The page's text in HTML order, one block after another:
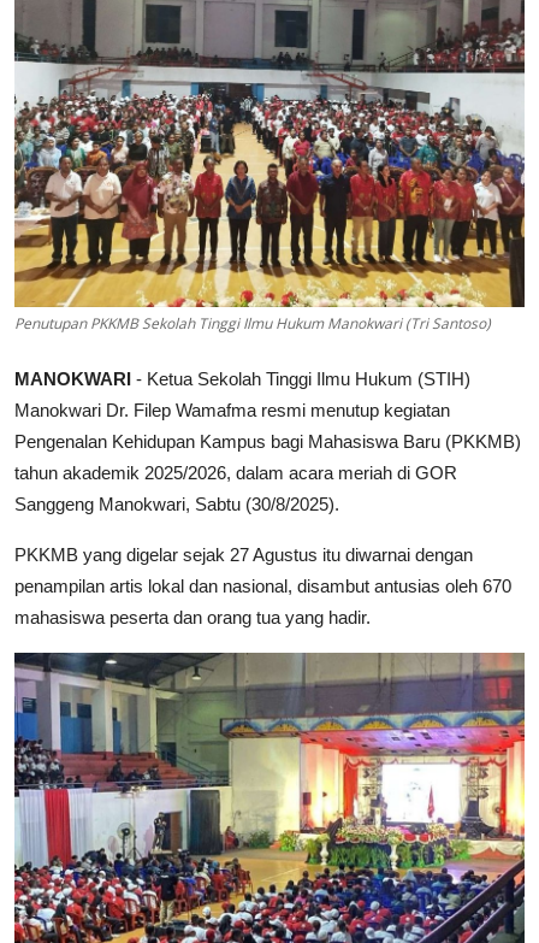
Parlementaria
Penutupan PKKMB Sekolah Tinggi Ilmu Hukum Manokwari (Tri Santoso)
MANOKWARI - Ketua Sekolah Tinggi Ilmu Hukum (STIH)
Manokwari Dr. Filep Wamafma resmi menutup kegiatan
Pengenalan Kehidupan Kampus bagi Mahasiswa Baru (PKKMB)
tahun akademik 2025/2026, dalam acara meriah di GOR
Sanggeng Manokwari, Sabtu (30/8/2025).
PKKMB yang digelar sejak 27 Agustus itu diwarnai dengan
penampilan artis lokal dan nasional, disambut antusias oleh 670
mahasiswa peserta dan orang tua yang hadir.